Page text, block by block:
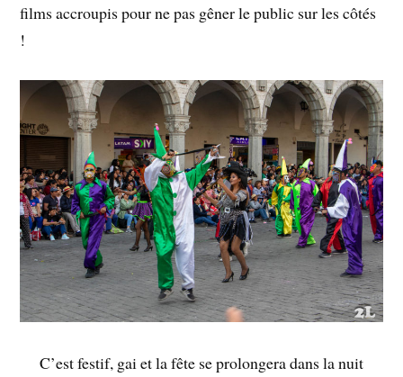
films accroupis pour ne pas gêner le public sur les côtés
!
C’est festif, gai et la fête se prolongera dans la nuit